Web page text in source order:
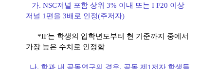
가. NSC저널 포함 상위 3% 이내 또는 I F20 이상
저널 1편을 3배로 인정(주저자)
*IF는 학생의 입학년도부터 현 기준까지 중에서
가장 높은 수치로 인정함
나. 학과 내 공동연구의 경우, 공동 제1저자 학생들